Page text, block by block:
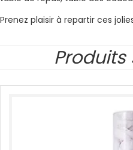
Prenez plaisir à repartir ces